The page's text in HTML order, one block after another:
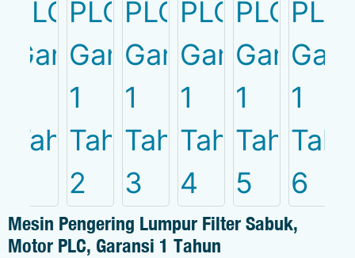
Mesin Pengering Lumpur Filter Sabuk,
Motor PLC, Garansi 1 Tahun